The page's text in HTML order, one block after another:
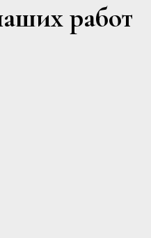
работ